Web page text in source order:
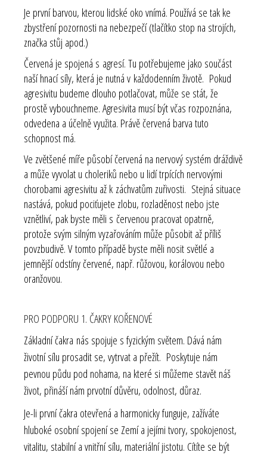
Je první barvou, kterou lidské oko vnímá. Používá se tak ke
zbystření pozornosti na nebezpečí (tlačítko stop na strojích,
značka stůj apod.)
Červená je spojená s agresí. Tu potřebujeme jako součást
naší hnací síly, která je nutná v každodenním životě. Pokud
agresivitu budeme dlouho potlačovat, může se stát, že
prostě vybouchneme. Agresivita musí být včas rozpoznána,
odvedena a účelně využita. Právě červená barva tuto
schopnost má.
Ve zvětšené míře působí červená na nervový systém dráždivě
a může vyvolat u choleriků nebo u lidí trpících nervovými
chorobami agresivitu až k záchvatům zuřivosti. Stejná situace
nastává, pokud pociťujete zlobu, rozladěnost nebo jste
vznětliví, pak byste měli s červenou pracovat opatrně,
protože svým silným vyzařováním může působit až příliš
povzbudivě. V tomto případě byste měli nosit světlé a
jemnější odstíny červené, např. růžovou, korálovou nebo
oranžovou.
PRO PODPORU 1. ČAKRY KOŘENOVÉ
Základní čakra nás spojuje s fyzickým světem. Dává nám
životní sílu prosadit se, vytrvat a přežít. Poskytuje nám
pevnou půdu pod nohama, na které si můžeme stavět náš
život, přináší nám prvotní důvěru, odolnost, důraz.
Je-li první čakra otevřená a harmonicky funguje, zažíváte
hluboké osobní spojení se Zemí a jejími tvory, spokojenost,
vitalitu, stabilní a vnitřní sílu, materiální jistotu. Cítíte se být